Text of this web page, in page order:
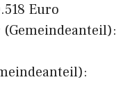
Euro